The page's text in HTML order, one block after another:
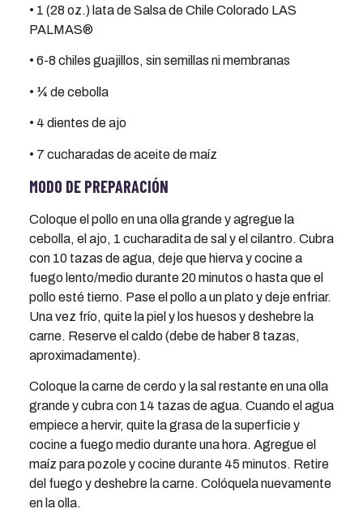
• 1 (28 oz.) lata de Salsa de Chile Colorado LAS
PALMAS®
• 6-8 chiles guajillos, sin semillas ni membranas
• ¼ de cebolla
• 4 dientes de ajo
• 7 cucharadas de aceite de maíz
MODO DE PREPARACIÓN
Coloque el pollo en una olla grande y agregue la
cebolla, el ajo, 1 cucharadita de sal y el cilantro. Cubra
con 10 tazas de agua, deje que hierva y cocine a
fuego lento/medio durante 20 minutos o hasta que el
pollo esté tierno. Pase el pollo a un plato y deje enfriar.
Una vez frío, quite la piel y los huesos y deshebre la
carne. Reserve el caldo (debe de haber 8 tazas,
aproximadamente).
Coloque la carne de cerdo y la sal restante en una olla
grande y cubra con 14 tazas de agua. Cuando el agua
empiece a hervir, quite la grasa de la superficie y
cocine a fuego medio durante una hora. Agregue el
maíz para pozole y cocine durante 45 minutos. Retire
del fuego y deshebre la carne. Colóquela nuevamente
en la olla.